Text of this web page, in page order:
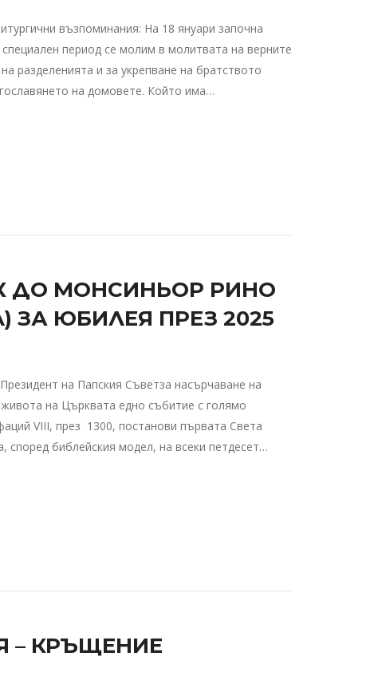
възпоминания: На 18 януари започна
период се молим в молитвата на верните
разделенията и за укрепване на братството
на домовете. Който има…
ДО МОНСИНЬОР РИНО
ЗА ЮБИЛЕЯ ПРЕЗ 2025
на Папския Съветза насърчаване на
на Църквата едно събитие с голямо
VIII, през 1300, постанови първата Света
според библейския модел, на всеки петдесет…
– КРЪЩЕНИЕ